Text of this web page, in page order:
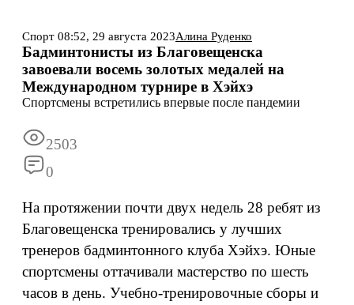
Информация Все новости
Спорт 08:52, 29 августа 2023Алина Руденко
Бадминтонисты из Благовещенска
завоевали восемь золотых медалей на
Международном турнире в Хэйхэ
Спортсмены встретились впервые после пандемии
2503
0
На протяжении почти двух недель 28 ребят из
Благовещенска тренировались у лучших
тренеров бадминтонного клуба Хэйхэ. Юные
спортсмены оттачивали мастерство по шесть
часов в день. Учебно-тренировочные сборы и